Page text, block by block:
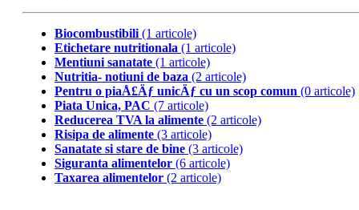
Biocombustibili (1 articole)
Etichetare nutritionala (1 articole)
Mentiuni sanatate (1 articole)
Nutritia- notiuni de baza (2 articole)
Pentru o piaÅ£Äƒ unicÄƒ cu un scop comun (0 articole)
Piata Unica, PAC (7 articole)
Reducerea TVA la alimente (2 articole)
Risipa de alimente (3 articole)
Sanatate si stare de bine (3 articole)
Siguranta alimentelor (6 articole)
Taxarea alimentelor (2 articole)